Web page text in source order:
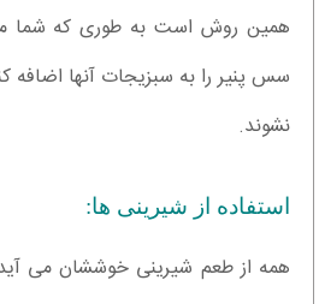
همین روش است به طوری که شما می
سس پنیر را به سبزیجات آنها اضافه
نشوند.
استفاده از شیرینی ها:
همه از طعم شیرینی خوششان می